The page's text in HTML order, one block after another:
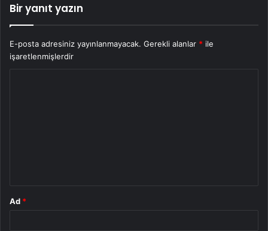
Bir yanıt yazın
E-posta adresiniz yayınlanmayacak. Gerekli alanlar * ile
işaretlenmişlerdir
Ad *